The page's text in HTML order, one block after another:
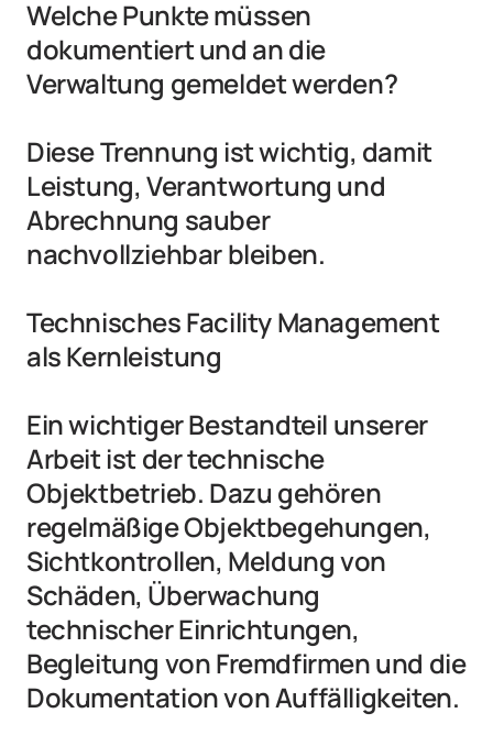
Welche Punkte müssen
dokumentiert und an die
Verwaltung gemeldet werden?
Diese Trennung ist wichtig, damit
Leistung, Verantwortung und
Abrechnung sauber
nachvollziehbar bleiben.
Technisches Facility Management
als Kernleistung
Ein wichtiger Bestandteil unserer
Arbeit ist der technische
Objektbetrieb. Dazu gehören
regelmäßige Objektbegehungen,
Sichtkontrollen, Meldung von
Schäden, Überwachung
technischer Einrichtungen,
Begleitung von Fremdfirmen und die
Dokumentation von Auffälligkeiten.